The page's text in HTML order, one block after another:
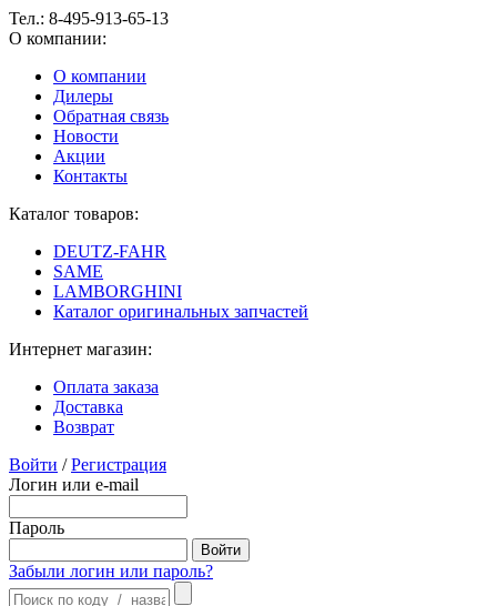
Тел.: 8-495-913-65-13
О компании:
О компании
Дилеры
Обратная связь
Новости
Акции
Контакты
Каталог товаров:
DEUTZ-FAHR
SAME
LAMBORGHINI
Каталог оригинальных запчастей
Интернет магазин:
Оплата заказа
Доставка
Возврат
Войти / Регистрация
Логин или e-mail
Пароль
Забыли логин или пароль?